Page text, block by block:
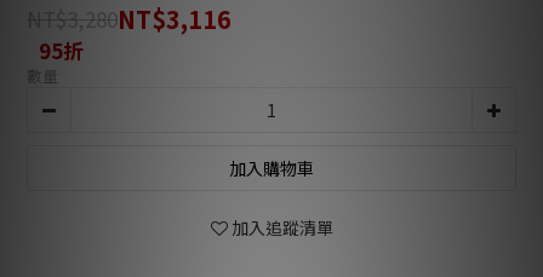
NT$3,280NT$3,116
95折
數量
加入購物車
加入追蹤清單